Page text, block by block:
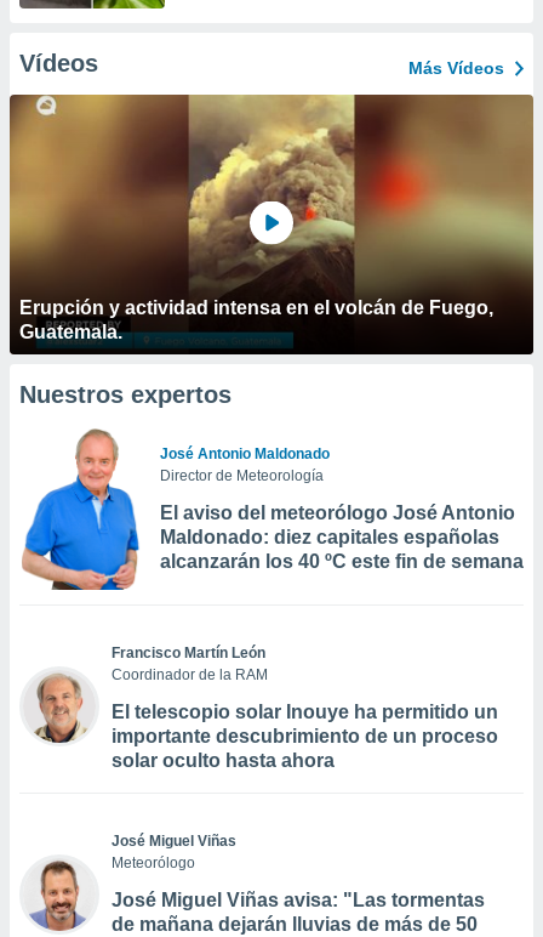
Vídeos Más Vídeos
Erupción y actividad intensa en el volcán de Fuego,
Guatemala.
Nuestros expertos
José Antonio Maldonado
Director de Meteorología
El aviso del meteorólogo José Antonio
Maldonado: diez capitales españolas
alcanzarán los 40 ºC este fin de semana
Francisco Martín León
Coordinador de la RAM
El telescopio solar Inouye ha permitido un
importante descubrimiento de un proceso
solar oculto hasta ahora
José Miguel Viñas
Meteorólogo
José Miguel Viñas avisa: "Las tormentas
de mañana dejarán lluvias de más de 50